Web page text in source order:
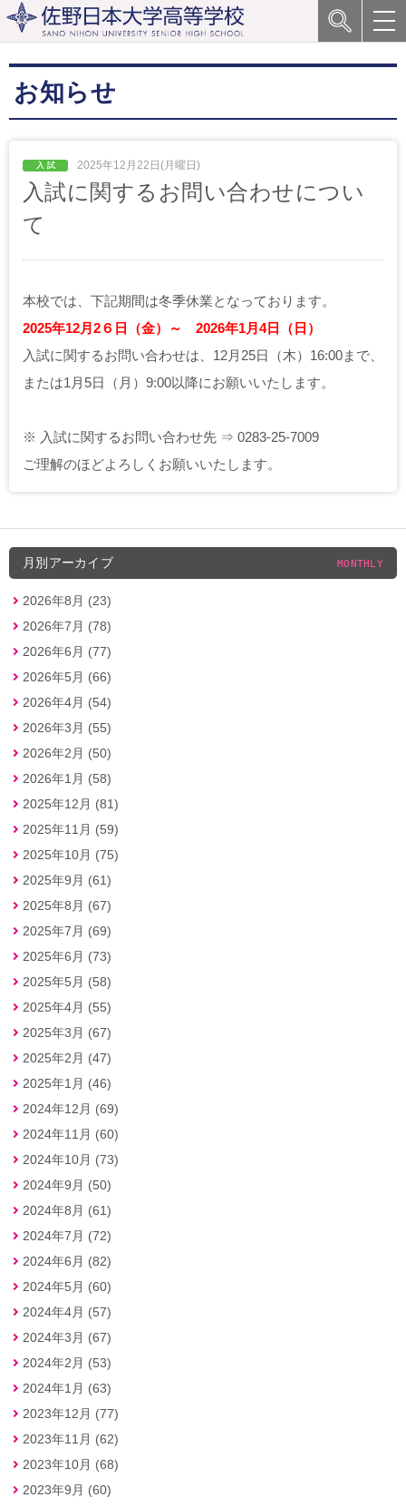
お知らせ
2025年12月22日(月曜日)
入試に関するお問い合わせについ
て
本校では、下記期間は冬季休業となっております。
2025年12月2６日（金）～ 2026年1月4日（日）
入試に関するお問い合わせは、12月25日（木）16:00まで、
または1月5日（月）9:00以降にお願いいたします。
※ 入試に関するお問い合わせ先 ⇒ 0283-25-7009
ご理解のほどよろしくお願いいたします。
月別アーカイブ MONTHLY
2026年8月 (23)
2026年7月 (78)
2026年6月 (77)
2026年5月 (66)
2026年4月 (54)
2026年3月 (55)
2026年2月 (50)
2026年1月 (58)
2025年12月 (81)
2025年11月 (59)
2025年10月 (75)
2025年9月 (61)
2025年8月 (67)
2025年7月 (69)
2025年6月 (73)
2025年5月 (58)
2025年4月 (55)
2025年3月 (67)
2025年2月 (47)
2025年1月 (46)
2024年12月 (69)
2024年11月 (60)
2024年10月 (73)
2024年9月 (50)
2024年8月 (61)
2024年7月 (72)
2024年6月 (82)
2024年5月 (60)
2024年4月 (57)
2024年3月 (67)
2024年2月 (53)
2024年1月 (63)
2023年12月 (77)
2023年11月 (62)
2023年10月 (68)
2023年9月 (60)